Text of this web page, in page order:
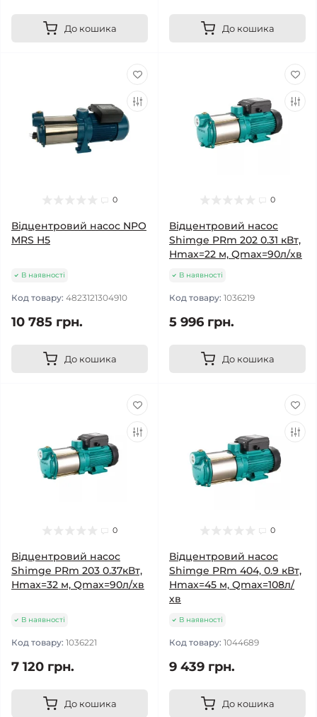
До кошика До кошика
0
Відцентровий насос NPO
MRS H5
В наявності
Код товару: 4823121304910
10 785 грн.
До кошика
0
Відцентровий насос
Shimge PRm 202 0.31 кВт,
Нmax=22 м, Qmax=90л/хв
В наявності
Код товару: 1036219
5 996 грн.
До кошика
0
Відцентровий насос
Shimge PRm 203 0.37кВт,
Нmax=32 м, Qmax=90л/хв
В наявності
Код товару: 1036221
7 120 грн.
До кошика
0
Відцентровий насос
Shimge PRm 404, 0.9 кВт,
Нmax=45 м, Qmax=108л/
хв
В наявності
Код товару: 1044689
9 439 грн.
До кошика